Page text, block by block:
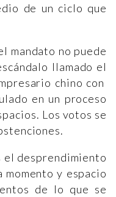
de un ciclo que
mandato no puede
llamado el
chino con
en un proceso
Los votos se
el desprendimiento
y espacio
de lo que se